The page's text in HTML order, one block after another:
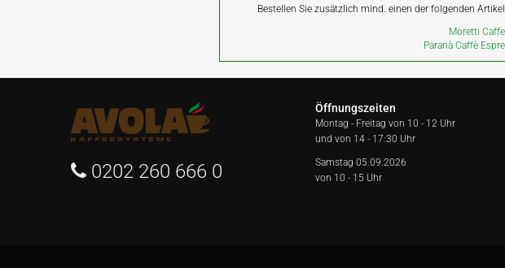
Bestellen Sie zusätzlich mind. einen der folgenden
Moretti
Paranà Caffè
0202 260 666 0
Öffnungszeiten
Montag - Freitag von 10 - 12 Uhr
und von 14 - 17:30 Uhr
Samstag 05.09.2026
von 10 - 15 Uhr